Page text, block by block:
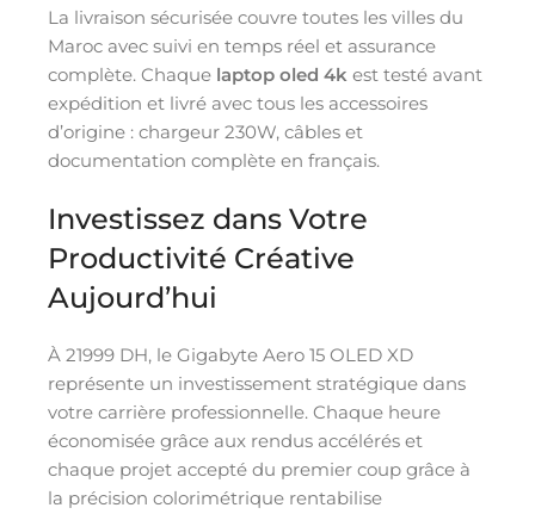
La livraison sécurisée couvre toutes les villes du
Maroc avec suivi en temps réel et assurance
complète. Chaque laptop oled 4k est testé avant
expédition et livré avec tous les accessoires
d’origine : chargeur 230W, câbles et
documentation complète en français.
Investissez dans Votre
Productivité Créative
Aujourd’hui
À 21999 DH, le Gigabyte Aero 15 OLED XD
représente un investissement stratégique dans
votre carrière professionnelle. Chaque heure
économisée grâce aux rendus accélérés et
chaque projet accepté du premier coup grâce à
la précision colorimétrique rentabilise